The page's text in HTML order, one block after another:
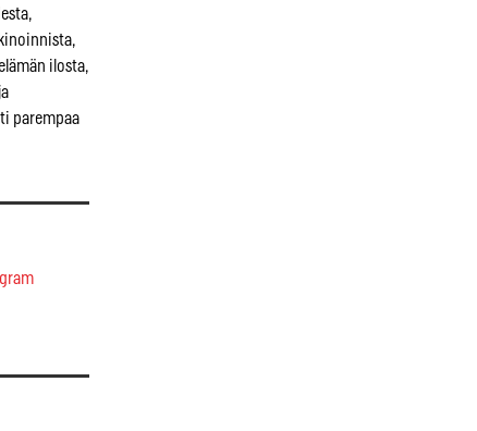
ilosta,
parempaa